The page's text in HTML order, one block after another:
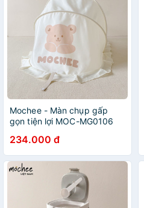
Mochee - Màn chụp gấp
gọn tiện lợi MOC-MG0106
234.000 đ